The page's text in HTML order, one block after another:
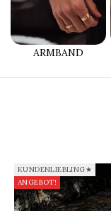
ARMBAND
KUNDENLIEBLING★
ANGEBOT!